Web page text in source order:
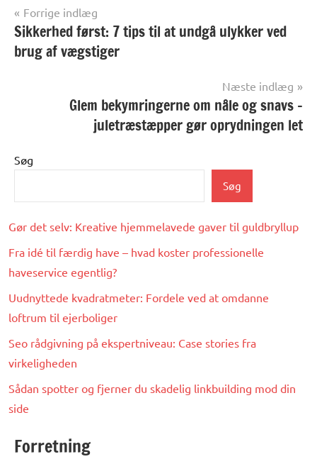
Indlægsnavigation
Forrige indlæg
Sikkerhed først: 7 tips til at undgå ulykker ved
brug af vægstiger
Næste indlæg
Glem bekymringerne om nåle og snavs –
juletræstæpper gør oprydningen let
Søg
Søg
Gør det selv: Kreative hjemmelavede gaver til guldbryllup
Fra idé til færdig have – hvad koster professionelle
haveservice egentlig?
Uudnyttede kvadratmeter: Fordele ved at omdanne
loftrum til ejerboliger
Seo rådgivning på ekspertniveau: Case stories fra
virkeligheden
Sådan spotter og fjerner du skadelig linkbuilding mod din
side
Forretning